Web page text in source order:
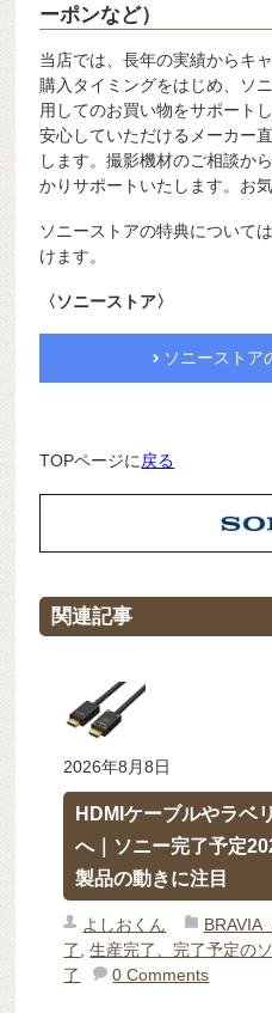
ーポンなど）
当店では、長年の実績からキ
購入タイミングをはじめ、ソ
用してのお買い物をサポート
安心していただけるメーカー
します。撮影機材のご相談か
かりサポートいたします。お
ソニーストアの特典について
けます。
〈ソニーストア〉
ソニーストア
TOPページに 戻る
関連記事
2026年8月8日
HDMIケーブルやラベ
へ｜ソニー完了予定
製品の動きに注目
よしおくん BRAVIA
了
,生産完了、完了予定の
了
0 Comments